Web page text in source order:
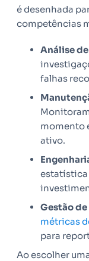
é desenhada
competências
Análise de
falhas
momento
ativo.
estatística
Gestão
métricas
para
Ao escolher